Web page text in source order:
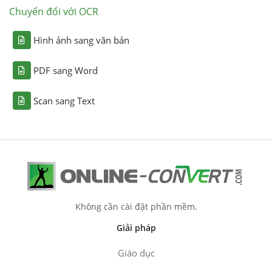
Chuyển đổi với OCR
Hình ảnh sang văn bản
PDF sang Word
Scan sang Text
Không cần cài đặt phần mềm.
Giải pháp
Giáo dục